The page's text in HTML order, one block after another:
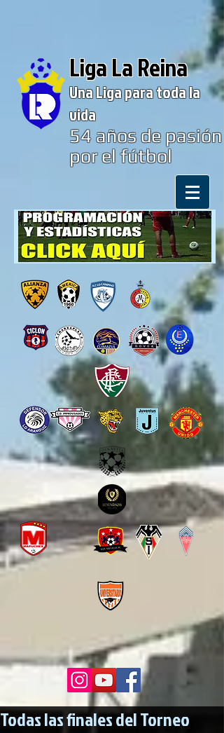
Liga La Reina
Una Liga para toda la
vida
54años de pasión
por el fútbol
Todas las finales del Torneo